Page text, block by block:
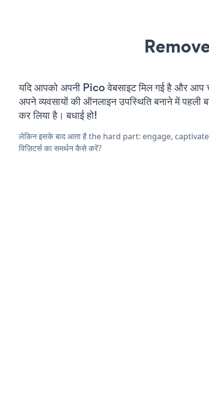
यदि आपको अपनी Pico वेबसाइट मिल गई है और आप
अपने व्यवसायों की ऑनलाइन उपस्थिति बनाने में पहली
कर लिया है। बधाई हो!
लेकिन इसके बाद आता है the hard part: engage,
विज़िटर्स का समर्थन कैसे करें?